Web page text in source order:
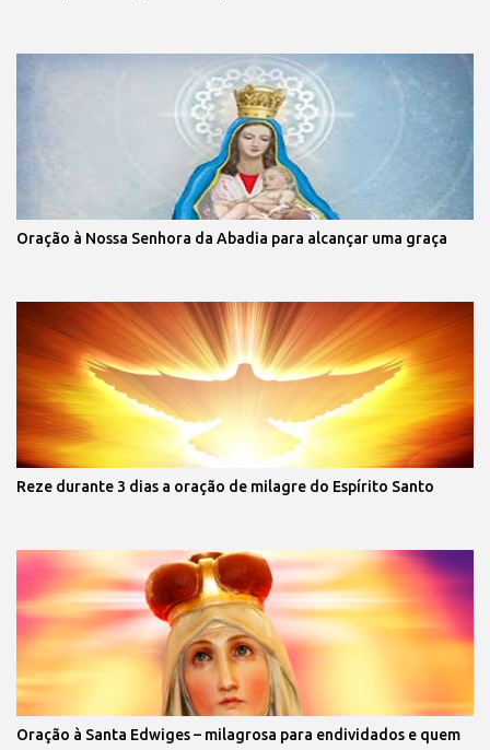
Oração à Nossa Senhora da Abadia para alcançar uma graça
Reze durante 3 dias a oração de milagre do Espírito Santo
Oração à Santa Edwiges – milagrosa para endividados e quem